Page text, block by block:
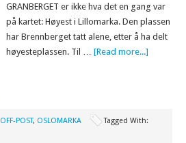
GRANBERGET er ikke hva det en gang var
på kartet: Høyest i Lillomarka. Den plassen
har Brennberget tatt alene, etter å ha delt
høyesteplassen. Til … [Read more...]
OFF-POST, OSLOMARKA
Tagged With: